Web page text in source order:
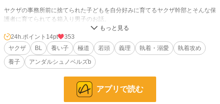
ヤクザの事務所前に捨てられた子どもを自分好みに育てるヤクザ幹部とそんな保
護者に育てられてる箱入り男子のお話。
ヤクザは頭の切れる爽やかな風貌の腹黒紳士。息子は細身の美男子の空回り全力
少年。
小説 31,898 位 / 228,944 件
8,373 位 / 31,453 件
24h.ポイント 14pt
353
ヤクザ
BL 養い子 極道 若頭 義理 執着・溺愛
執着攻め
養子
アンダルシュノベルズb
アプリで読む